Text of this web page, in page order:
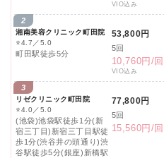
VIO込み
2
湘南美容クリニック町田院
⭐4.7／5.0
町田駅徒歩5分
53,800円
5回
10,760円/回
VIO込み
3
リゼクリニック町田院
⭐4.0／5.0
(池袋)池袋駅徒歩1分(新
宿三丁目)新宿三丁目駅徒
歩1分(渋谷井の頭通り)渋
谷駅徒歩5分(銀座)新橋駅
77,800円
5回
15,560円/回